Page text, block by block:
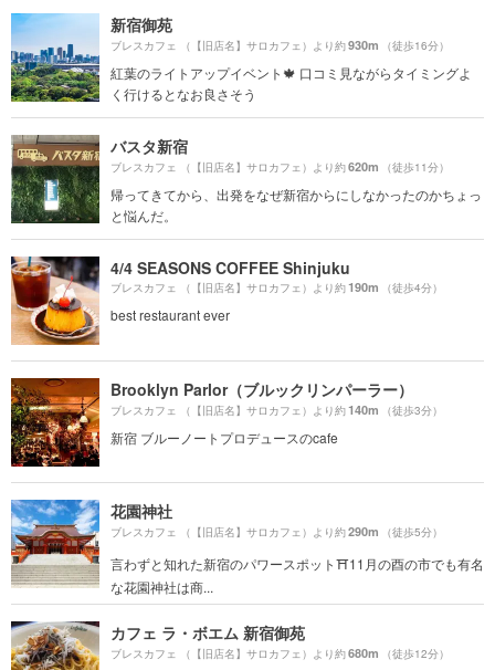
新宿御苑
ブレスカフェ （【旧店名】サロカフェ）より約930m （徒歩16分）
紅葉のライトアップイベント🍁 口コミ見ながらタイミングよ
く行けるとなお良さそう
バスタ新宿
ブレスカフェ （【旧店名】サロカフェ）より約620m （徒歩11分）
帰ってきてから、出発をなぜ新宿からにしなかったのかちょっ
と悩んだ。
4/4 SEASONS COFFEE Shinjuku
ブレスカフェ （【旧店名】サロカフェ）より約190m （徒歩4分）
best restaurant ever
Brooklyn Parlor（ブルックリンパーラー）
ブレスカフェ （【旧店名】サロカフェ）より約140m （徒歩3分）
新宿 ブルーノートプロデュースのcafe
花園神社
ブレスカフェ （【旧店名】サロカフェ）より約290m （徒歩5分）
言わずと知れた新宿のパワースポット⛩11月の酉の市でも有名
な花園神社は商...
カフェ ラ・ボエム 新宿御苑
ブレスカフェ （【旧店名】サロカフェ）より約680m （徒歩12分）